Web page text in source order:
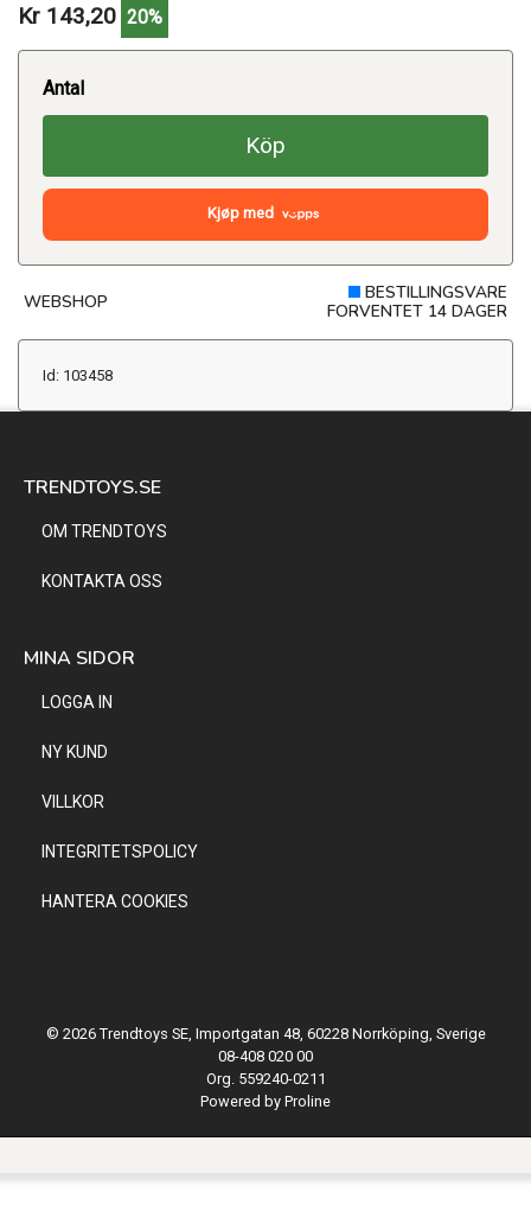
Kr 143,20 20%
Antal
Köp
Kjøp med
WEBSHOP
BESTILLINGSVARE
FORVENTET 14 DAGER
Id: 103458
TRENDTOYS.SE
OM TRENDTOYS
KONTAKTA OSS
MINA SIDOR
LOGGA IN
NY KUND
VILLKOR
INTEGRITETSPOLICY
HANTERA COOKIES
© 2026 Trendtoys SE, Importgatan 48, 60228 Norrköping, Sverige
08-408 020 00
Org. 559240-0211
Powered by Proline